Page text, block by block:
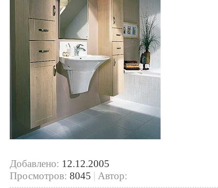
Добавлено: 12.12.2005
Просмотров: 8045 | Автор: